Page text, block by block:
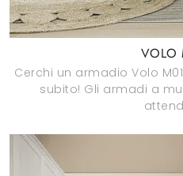
VOLO
Cerchi un armadio Volo
subito! Gli armadi a